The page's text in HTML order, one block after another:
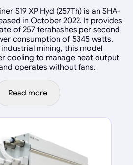
S19 XP Hyd (257Th) is an SHA-
in October 2022. It provides
of 257 terahashes per second
consumption of 5345 watts.
mining, this model
cooling to manage heat output
operates without fans.
Read more